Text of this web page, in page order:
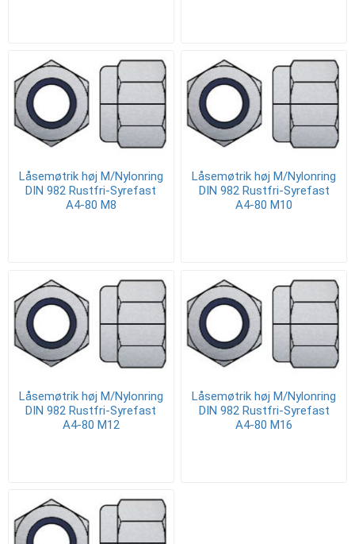
Låsemøtrik høj M/Nylonring
DIN 982 Rustfri-Syrefast
A4-80 M8
Låsemøtrik høj M/Nylonring
DIN 982 Rustfri-Syrefast
A4-80 M10
Låsemøtrik høj M/Nylonring
DIN 982 Rustfri-Syrefast
A4-80 M12
Låsemøtrik høj M/Nylonring
DIN 982 Rustfri-Syrefast
A4-80 M16